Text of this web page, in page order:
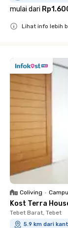
mulai dari
Lihat info lebih
Coliving •
Kost Terra
Tebet Barat, Tebet
5.9 km dari